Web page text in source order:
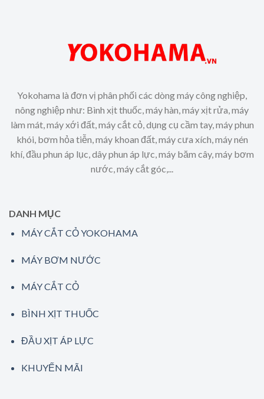
Yokohama là đơn vị phân phối các dòng máy công nghiệp,
nông nghiệp như: Bình xịt thuốc, máy hàn, máy xịt rửa, máy
làm mát, máy xới đất, máy cắt cỏ, dụng cụ cầm tay, máy phun
khói, bơm hỏa tiễn, máy khoan đất, máy cưa xích, máy nén
khí, đầu phun áp lục, dây phun áp lực, máy băm cây, máy bơm
nước, máy cắt góc,...
DANH MỤC
MÁY CẮT CỎ YOKOHAMA
MÁY BƠM NƯỚC
MÁY CẮT CỎ
BÌNH XỊT THUỐC
ĐẦU XỊT ÁP LỰC
KHUYẾN MÃI